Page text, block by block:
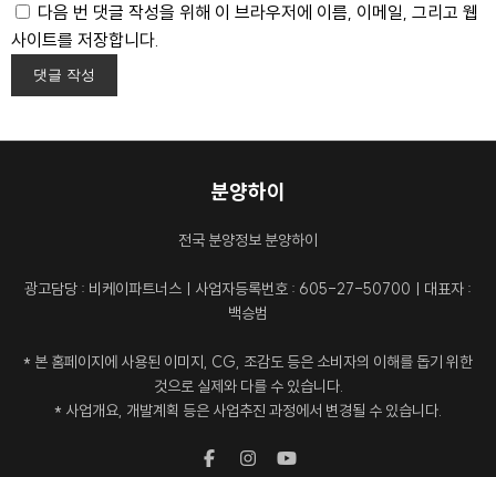
다음 번 댓글 작성을 위해 이 브라우저에 이름, 이메일, 그리고 웹
사이트를 저장합니다.
분양하이
전국 분양정보 분양하이
광고담당 : 비케이파트너스ㅣ사업자등록번호 : 605-27-50700ㅣ대표자 :
백승범
* 본 홈페이지에 사용된 이미지, CG, 조감도 등은 소비자의 이해를 돕기 위한
것으로 실제와 다를 수 있습니다.
* 사업개요, 개발계획 등은 사업추진 과정에서 변경될 수 있습니다.